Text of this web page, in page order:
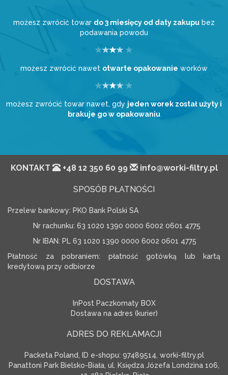
możesz zwrócić towar do 3 miesięcy od daty zakupu bez
podawania powodu
możesz zwrócić nawet otwarte opakowanie worków
możesz zwrócić towar nawet, gdy jeden worek został użyty i
brakuje go w opakowaniu
KONTAKT +48 12 350 60 99 info@worki-filtry.pl
SPOSÓB PŁATNOŚCI
Przelew bankowy: PKO Bank Polski SA
Nr rachunku: 63 1020 1390 0000 6002 0601 4775
Nr IBAN: PL 63 1020 1390 0000 6002 0601 4775
Płatność za pobraniem: płatność gotówką lub kartą
kredytową przy odbiorze
DOSTAWA
InPost Paczkomaty BOX
Dostawa na adres (kurier)
ADRES DO REKLAMACJI
Packeta Poland, ID e-shopu: 97489514, worki-filtry.pl
Panattoni Park Bielsko-Biała, ul. Księdza Józefa Londzina 106,